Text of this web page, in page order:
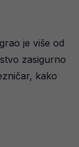
je više od
zasigurno
kako